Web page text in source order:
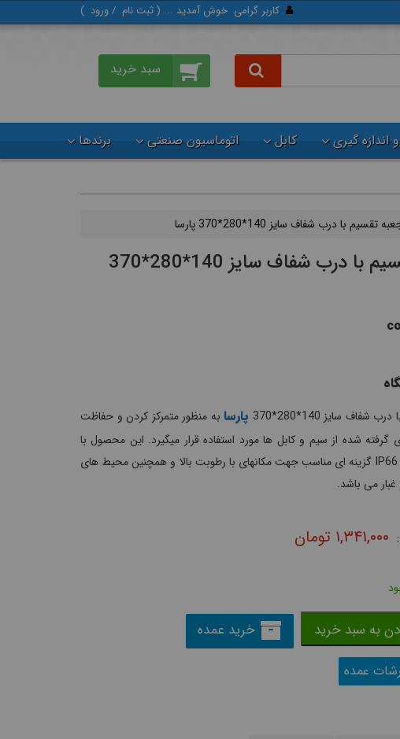
کاربر گرامی خوش آمدید ... (ثبت‌ نام /ورود )
اندازه گیری کابل اتوماسیون صنعتی برندها
تقسیم با درب شفاف سایز 140*280*370 پارسا
جعبه تقسیم با درب شفاف سایز 140*280*370
سایز 140*280*370 پارسا به منظور متمرکز کردن و حفاظت
گرفته شده از سیم و کابل ها مورد استفاده قرار میگیرد. این محصول با
درجه حفاظت IP66 گزینه ای مناسب جهت مکانهای با رطوبت بالا و همچنین محیط های
غبار می باشد.
۱,۳۴۱,۰۰۰ تومان
به سبد خرید خرید عمده
عمده